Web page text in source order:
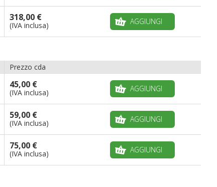
318,00 €
(IVA inclusa) AGGIUNGI
Prezzo cda
45,00 €
(IVA inclusa) AGGIUNGI
59,00 €
(IVA inclusa) AGGIUNGI
75,00 €
(IVA inclusa) AGGIUNGI